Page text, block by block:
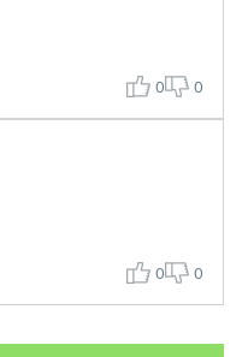
0 0
0 0